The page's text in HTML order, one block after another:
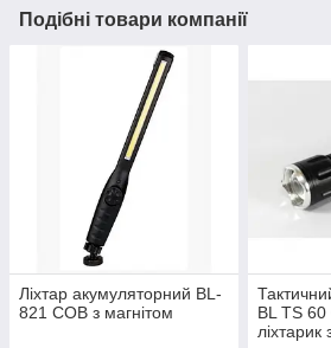
Подібні товари компанії
Ліхтар акумуляторний BL-
821 COB з магнітом
BL TS
ліхтарик